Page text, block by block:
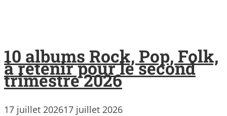
10 albums Rock, Pop, Folk,
à retenir pour le second
trimestre 2026
17 juillet 202617 juillet 2026